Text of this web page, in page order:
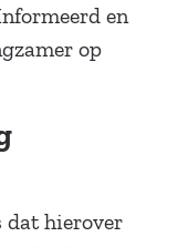
en
op
dat hierover